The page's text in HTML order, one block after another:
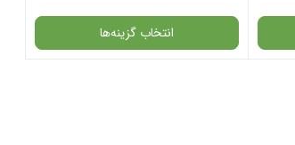
انتخاب گزینه‌ها